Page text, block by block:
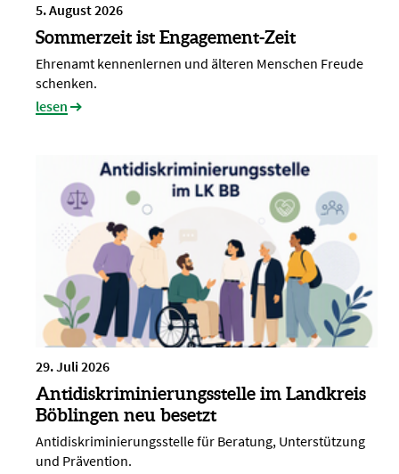
5. August 2026
Sommerzeit ist Engagement-Zeit
Ehrenamt kennenlernen und älteren Menschen Freude
schenken.
lesen
29. Juli 2026
Antidiskriminierungsstelle im Landkreis
Böblingen neu besetzt
Antidiskriminierungsstelle für Beratung, Unterstützung
und Prävention.